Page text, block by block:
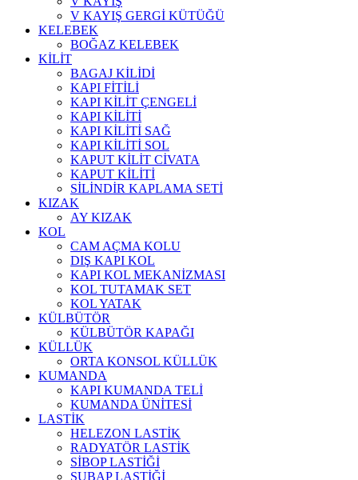
V KAYIŞ GERGİ KÜTÜĞÜ
KELEBEK
BOĞAZ KELEBEK
KİLİT
BAGAJ KİLİDİ
KAPI FİTİLİ
KAPI KİLİT ÇENGELİ
KAPI KİLİTİ
KAPI KİLİTİ SAĞ
KAPI KİLİTİ SOL
KAPUT KİLİT CİVATA
KAPUT KİLİTİ
SİLİNDİR KAPLAMA SETİ
KIZAK
AY KIZAK
KOL
CAM AÇMA KOLU
DIŞ KAPI KOL
KAPI KOL MEKANİZMASI
KOL TUTAMAK SET
KOL YATAK
KÜLBÜTÖR
KÜLBÜTÖR KAPAĞI
KÜLLÜK
ORTA KONSOL KÜLLÜK
KUMANDA
KAPI KUMANDA TELİ
KUMANDA ÜNİTESİ
LASTİK
HELEZON LASTİK
RADYATÖR LASTİK
SİBOP LASTİĞİ
SUBAP LASTİĞİ